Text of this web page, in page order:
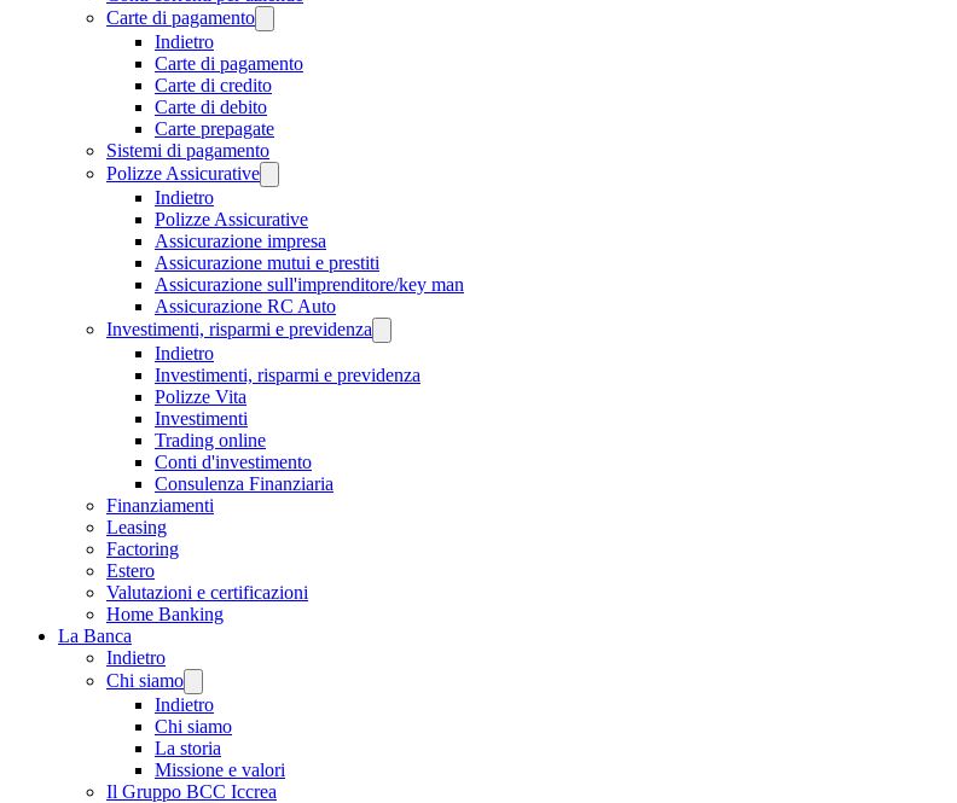
Carte di pagamento
Indietro
Carte di pagamento
Carte di credito
Carte di debito
Carte prepagate
Sistemi di pagamento
Polizze Assicurative
Indietro
Polizze Assicurative
Assicurazione impresa
Assicurazione mutui e prestiti
Assicurazione sull'imprenditore/key man
Assicurazione RC Auto
Investimenti, risparmi e previdenza
Indietro
Investimenti, risparmi e previdenza
Polizze Vita
Investimenti
Trading online
Conti d'investimento
Consulenza Finanziaria
Finanziamenti
Leasing
Factoring
Estero
Valutazioni e certificazioni
Home Banking
La Banca
Indietro
Chi siamo
Indietro
Chi siamo
La storia
Missione e valori
Il Gruppo BCC Iccrea